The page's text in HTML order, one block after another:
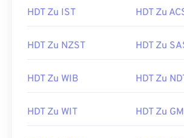
HDT Zu IST HDT Zu
HDT Zu NZST HDT Zu
HDT Zu WIB HDT Zu
HDT Zu WIT HDT Zu